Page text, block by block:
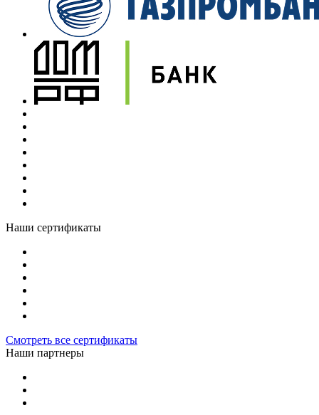
Наши сертификаты
Смотреть все сертификаты
Наши партнеры